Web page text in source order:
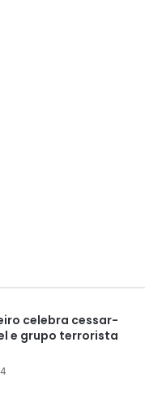
celebra cessar-
e grupo terrorista